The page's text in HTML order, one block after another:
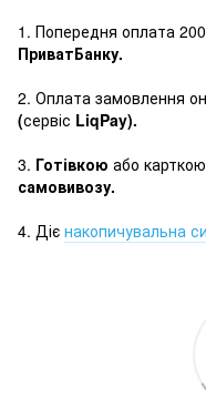
1. Попередня оплата
ПриватБанку.
2. Оплата замовлення
(сервіс LiqPay).
3. Готівкою або карткою
самовивозу.
4. Діє накопичувальна